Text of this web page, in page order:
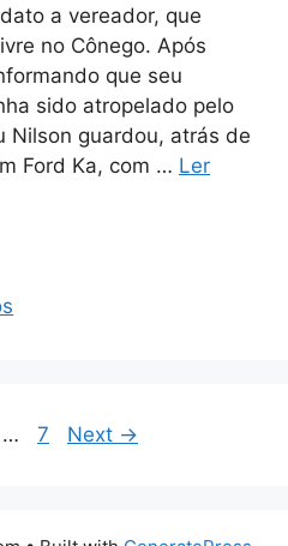
a vereador, que
no Cônego. Após
que seu
sido atropelado pelo
Nilson guardou, atrás de
Ford Ka, com … Ler
… Page
7 Next →